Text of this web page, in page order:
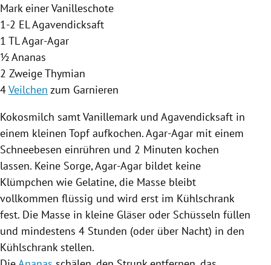
Mark einerVanilleschote
1-2 EL Agavendicksaft
1 TL Agar-Agar
½Ananas
2 Zweige Thymian
4Veilchen zum Garnieren
Kokosmilch samt Vanillemark und Agavendicksaft in
einem kleinen Topf aufkochen. Agar-Agar mit einem
Schneebesen einrühren und 2 Minuten kochen
lassen. Keine Sorge, Agar-Agar bildet keine
Klümpchen wie Gelatine, die Masse bleibt
vollkommen flüssig und wird erst im Kühlschrank
fest. Die Masse in kleine Gläser oder Schüsseln füllen
und mindestens 4 Stunden (oder über Nacht) in den
Kühlschrank stellen.